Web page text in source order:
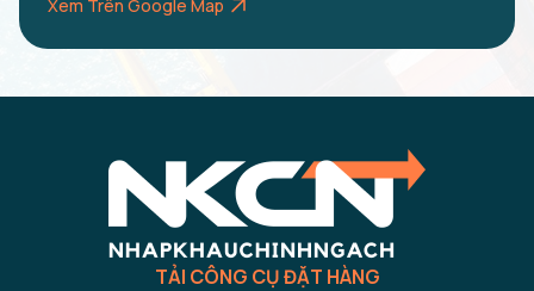
Xem Trên Google Map
TẢI CÔNG CỤ ĐẶT HÀNG